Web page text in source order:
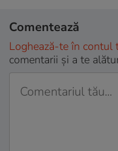
Comentează
Loghează-te în contul
comentarii și a te